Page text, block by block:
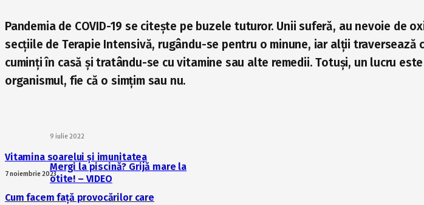
9 iulie 2022
Mergi la piscină? Grijă mare la
otite! – VIDEO
Pandemia de COVID-19 se citește pe buzele tuturor. Unii suferă, au nevoie de
secțiile de Terapie Intensivă, rugându-se pentru o minune, iar alții traversează
cuminți în casă și tratându-se cu vitamine sau alte remedii. Totuși, un lucru este
organismul, fie că o simțim sau nu.
Vitamina soarelui și imunitatea
7 noiembrie 2023
Cum facem față provocărilor care